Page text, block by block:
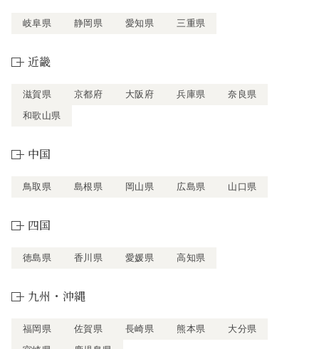
岐阜県 静岡県 愛知県 三重県
近畿
滋賀県 京都府 大阪府 兵庫県
奈良県
和歌山県
中国
鳥取県 島根県 岡山県 広島県 山口県
四国
徳島県 香川県 愛媛県 高知県
九州・沖縄
福岡県 佐賀県 長崎県 熊本県
大分県